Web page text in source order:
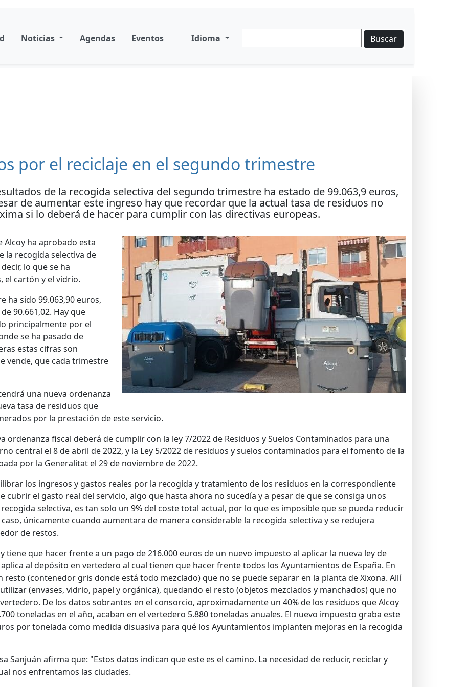
Noticias Agendas Eventos Idioma Buscar
por el reciclaje en el segundo trimestre
de la recogida selectiva del segundo trimestre ha estado de 99.063,9 euros,
de aumentar este ingreso hay que recordar que la actual tasa de residuos no
si lo deberá de hacer para cumplir con las directivas europeas.
Alcoy ha aprobado esta
la recogida selectiva de
lo que se ha
el cartón y el vidrio.
ha sido 99.063,90 euros,
90.661,02. Hay que
principalmente por el
se ha pasado de
estas cifras son
vende, que cada trimestre
una nueva ordenanza
tasa de residuos que
por la prestación de este servicio.
ordenanza fiscal deberá de cumplir con la ley 7/2022 de Residuos y Suelos Contaminados para una
central el 8 de abril de 2022, y la Ley 5/2022 de residuos y suelos contaminados para el fomento de la
por la Generalitat el 29 de noviembre de 2022.
los ingresos y gastos reales por la recogida y tratamiento de los residuos en la correspondiente
cubrir el gasto real del servicio, algo que hasta ahora no sucedía y a pesar de que se consiga unos
selectiva, es tan solo un 9% del coste total actual, por lo que es imposible que se pueda reducir
únicamente cuando aumentara de manera considerable la recogida selectiva y se redujera
de restos.
tiene que hacer frente a un pago de 216.000 euros de un nuevo impuesto al aplicar la nueva ley de
al depósito en vertedero al cual tienen que hacer frente todos los Ayuntamientos de España. En
(contenedor gris donde está todo mezclado) que no se puede separar en la planta de Xixona. Allí
(envases, vidrio, papel y orgánica), quedando el resto (objetos mezclados y manchados) que no
De los datos sobrantes en el consorcio, aproximadamente un 40% de los residuos que Alcoy
toneladas en el año, acaban en el vertedero 5.880 toneladas anuales. El nuevo impuesto graba este
por tonelada como medida disuasiva para qué los Ayuntamientos implanten mejoras en la recogida
Sanjuán afirma que: "Estos datos indican que este es el camino. La necesidad de reducir, reciclar y
nos enfrentamos las ciudades.